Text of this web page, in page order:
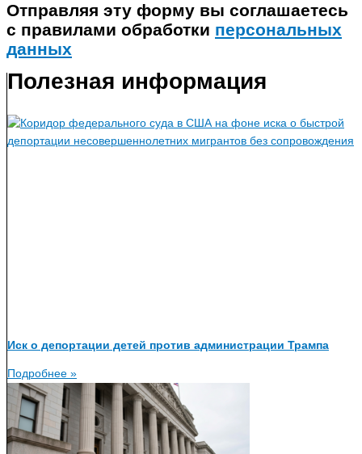
Отправляя эту форму вы соглашаетесь
с правилами обработки персональных
данных
Полезная информация
Иск о депортации детей против администрации Трампа
Подробнее »